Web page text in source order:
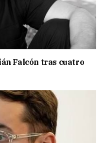
Falcón tras cuatro